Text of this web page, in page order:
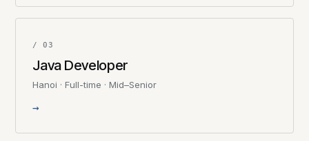
/ 03
Java Developer
Hanoi · Full-time · Mid–Senior
→